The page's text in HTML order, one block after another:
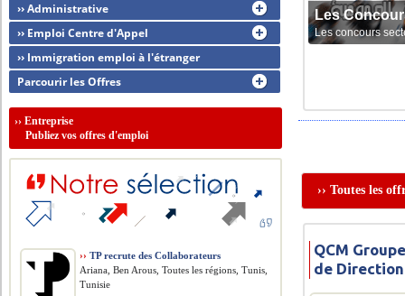
Les
Les concours
›› Toutes les
QCM
de Direction
›› Administrative
›› Emploi Centre d'Appel
›› Immigration emploi à l'étranger
Parcourir les Offres
››Entreprise
Publiez vos offres d'emploi
›› TP recrute des Collaborateurs
Ariana, Ben Arous, Toutes les régions, Tunis,
Tunisie